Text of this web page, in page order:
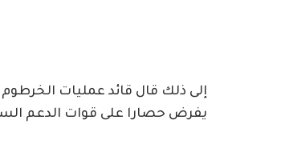
إلى ذلك قال قائد عمليات
يفرض حصارا على قوات الدعم